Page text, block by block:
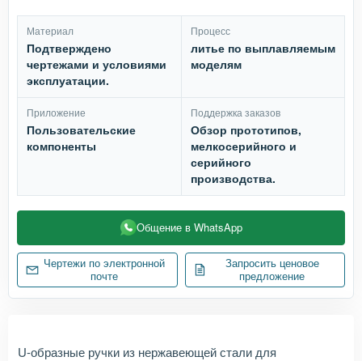
Материал
Подтверждено
чертежами и условиями
эксплуатации.
Процесс
литье по выплавляемым
моделям
Приложение
Пользовательские
компоненты
Поддержка заказов
Обзор прототипов,
мелкосерийного и
серийного
производства.
Общение в WhatsApp
Чертежи по электронной
почте
Запросить ценовое
предложение
U-образные ручки из нержавеющей стали для